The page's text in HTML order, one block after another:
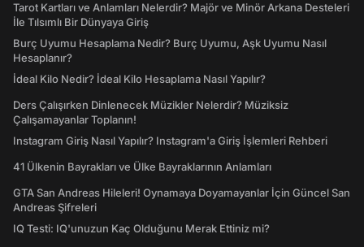
Tarot Kartları ve Anlamları Nelerdir? Majör ve Minör Arkana Desteleri
İle Tılsımlı Bir Dünyaya Giriş
Burç Uyumu Hesaplama Nedir? Burç Uyumu, Aşk Uyumu Nasıl
Hesaplanır?
İdeal Kilo Nedir? İdeal Kilo Hesaplama Nasıl Yapılır?
Ders Çalışırken Dinlenecek Müzikler Nelerdir? Müziksiz
Çalışamayanlar Toplanın!
Instagram Giriş Nasıl Yapılır? Instagram'a Giriş İşlemleri Rehberi
41 Ülkenin Bayrakları ve Ülke Bayraklarının Anlamları
GTA San Andreas Hileleri! Oynamaya Doyamayanlar İçin Güncel San
Andreas Şifreleri
IQ Testi: IQ'unuzun Kaç Olduğunu Merak Ettiniz mi?